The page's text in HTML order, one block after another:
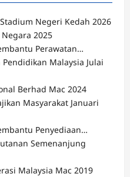
Negeri Kedah 2026
2025
Perawatan…
Malaysia Julai
Berhad Mac 2024
Masyarakat Januari
Penyediaan…
Semenanjung
Malaysia Mac 2019